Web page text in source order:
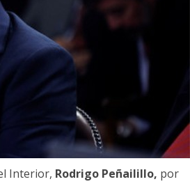
Interior, Rodrigo Peñailillo, por